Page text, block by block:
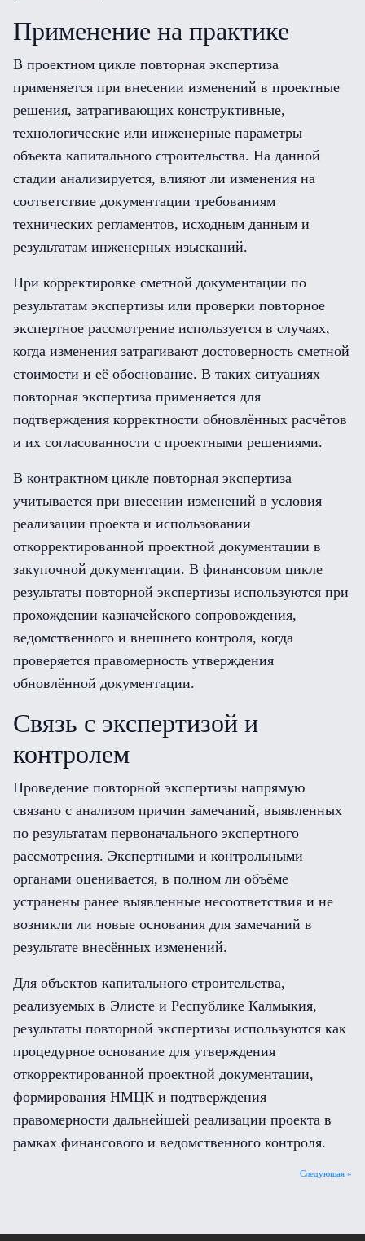
Применение на практике
В проектном цикле повторная экспертиза
применяется при внесении изменений в проектные
решения, затрагивающих конструктивные,
технологические или инженерные параметры
объекта капитального строительства. На данной
стадии анализируется, влияют ли изменения на
соответствие документации требованиям
технических регламентов, исходным данным и
результатам инженерных изысканий.
При корректировке сметной документации по
результатам экспертизы или проверки повторное
экспертное рассмотрение используется в случаях,
когда изменения затрагивают достоверность сметной
стоимости и её обоснование. В таких ситуациях
повторная экспертиза применяется для
подтверждения корректности обновлённых расчётов
и их согласованности с проектными решениями.
В контрактном цикле повторная экспертиза
учитывается при внесении изменений в условия
реализации проекта и использовании
откорректированной проектной документации в
закупочной документации. В финансовом цикле
результаты повторной экспертизы используются при
прохождении казначейского сопровождения,
ведомственного и внешнего контроля, когда
проверяется правомерность утверждения
обновлённой документации.
Связь с экспертизой и
контролем
Проведение повторной экспертизы напрямую
связано с анализом причин замечаний, выявленных
по результатам первоначального экспертного
рассмотрения. Экспертными и контрольными
органами оценивается, в полном ли объёме
устранены ранее выявленные несоответствия и не
возникли ли новые основания для замечаний в
результате внесённых изменений.
Для объектов капитального строительства,
реализуемых в Элисте и Республике Калмыкия,
результаты повторной экспертизы используются как
процедурное основание для утверждения
откорректированной проектной документации,
формирования НМЦК и подтверждения
правомерности дальнейшей реализации проекта в
рамках финансового и ведомственного контроля.
Следующая »